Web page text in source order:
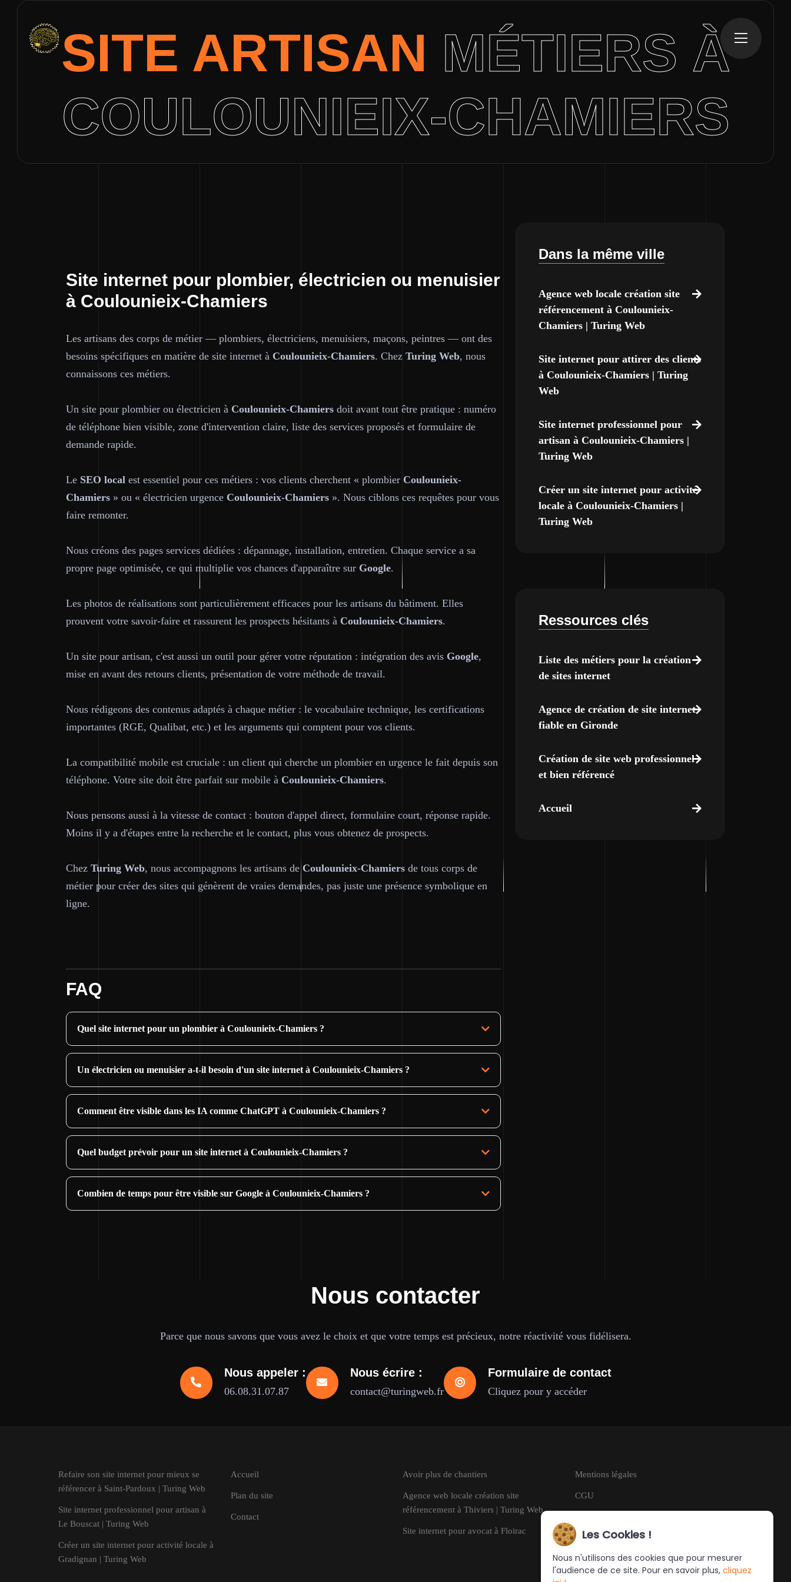
SITE ARTISAN MÉTIERS À
COULOUNIEIX-CHAMIERS
Site internet pour plombier, électricien ou menuisier
à Coulounieix-Chamiers
Les artisans des corps de métier — plombiers, électriciens, menuisiers, maçons, peintres — ont des
besoins spécifiques en matière de site internet à Coulounieix-Chamiers. Chez Turing Web, nous
connaissons ces métiers.
Un site pour plombier ou électricien à Coulounieix-Chamiers doit avant tout être pratique : numéro
de téléphone bien visible, zone d'intervention claire, liste des services proposés et formulaire de
demande rapide.
Le SEO local est essentiel pour ces métiers : vos clients cherchent « plombier Coulounieix-
Chamiers » ou « électricien urgence Coulounieix-Chamiers ». Nous ciblons ces requêtes pour vous
faire remonter.
Nous créons des pages services dédiées : dépannage, installation, entretien. Chaque service a sa
propre page optimisée, ce qui multiplie vos chances d'apparaître sur Google.
Les photos de réalisations sont particulièrement efficaces pour les artisans du bâtiment. Elles
prouvent votre savoir-faire et rassurent les prospects hésitants à Coulounieix-Chamiers.
Un site pour artisan, c'est aussi un outil pour gérer votre réputation : intégration des avis Google,
mise en avant des retours clients, présentation de votre méthode de travail.
Nous rédigeons des contenus adaptés à chaque métier : le vocabulaire technique, les certifications
importantes (RGE, Qualibat, etc.) et les arguments qui comptent pour vos clients.
La compatibilité mobile est cruciale : un client qui cherche un plombier en urgence le fait depuis son
téléphone. Votre site doit être parfait sur mobile à Coulounieix-Chamiers.
Nous pensons aussi à la vitesse de contact : bouton d'appel direct, formulaire court, réponse rapide.
Moins il y a d'étapes entre la recherche et le contact, plus vous obtenez de prospects.
Chez Turing Web, nous accompagnons les artisans deCoulounieix-Chamiers de tous corps de
métier pour créer des sites qui génèrent de vraies demandes, pas juste une présence symbolique en
ligne.
FAQ
Quel site internet pour un plombier à Coulounieix-Chamiers ?
Un électricien ou menuisier a-t-il besoin d'un site internet à Coulounieix-Chamiers ?
Comment être visible dans les IA comme ChatGPT à Coulounieix-Chamiers ?
Quel budget prévoir pour un site internet à Coulounieix-Chamiers ?
Combien de temps pour être visible sur Google à Coulounieix-Chamiers ?
Dans la même ville
Agence web locale création site
référencement à Coulounieix-
Chamiers | Turing Web
Site internet pour attirer des clients
à Coulounieix-Chamiers | Turing
Web
Site internet professionnel pour
artisan à Coulounieix-Chamiers |
Turing Web
Créer un site internet pour activité
locale à Coulounieix-Chamiers |
Turing Web
Ressources clés
Liste des métiers pour la création
de sites internet
Agence de création de site internet
fiable en Gironde
Création de site web professionnel
et bien référencé
Accueil
Nous contacter
Parce que nous savons que vous avez le choix et que votre temps est précieux, notre réactivité vous fidélisera.
Nous appeler :
06.08.31.07.87
Nous écrire :
contact@turingweb.fr
Formulaire de contact
Cliquez pour y accéder
Refaire son site internet pour mieux se
référencer à Saint-Pardoux | Turing Web
Site internet professionnel pour artisan à
Le Bouscat | Turing Web
Créer un site internet pour activité locale à
Gradignan | Turing Web
Accueil
Plan du site
Contact
Avoir plus de chantiers
Agence web locale création site
référencement à Thiviers | Turing Web
Site internet pour avocat à Floirac
Mentions légales
CGU
Les Cookies !
Nous n'utilisons des cookies que pour mesurer
l'audience de ce site. Pour en savoir plus, cliquez